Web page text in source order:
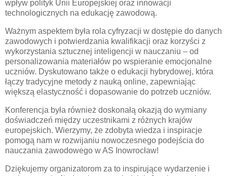
wpływ polityk Unii Europejskiej oraz innowacji
technologicznych na edukację zawodową.
Ważnym aspektem była rola cyfryzacji w dostępie do danych
zawodowych i potwierdzania kwalifikacji oraz korzyści z
wykorzystania sztucznej inteligencji w nauczaniu – od
personalizowania materiałów po wspieranie emocjonalne
uczniów. Dyskutowano także o edukacji hybrydowej, która
łączy tradycyjne metody z nauką online, zapewniając
większą elastyczność i dopasowanie do potrzeb uczniów.
Konferencja była również doskonałą okazją do wymiany
doświadczeń między uczestnikami z różnych krajów
europejskich. Wierzymy, że zdobyta wiedza i inspiracje
pomogą nam w rozwijaniu nowoczesnego podejścia do
nauczania zawodowego w AS Inowrocław!
Dziękujemy organizatorom za to inspirujące wydarzenie i